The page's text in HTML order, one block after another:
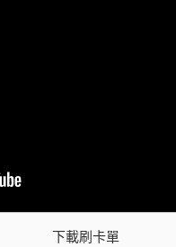
下載刷卡單